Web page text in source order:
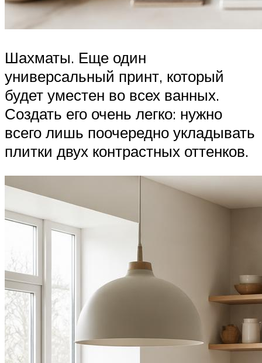
Шахматы. Еще один
универсальный принт, который
будет уместен во всех ванных.
Создать его очень легко: нужно
всего лишь поочередно укладывать
плитки двух контрастных оттенков.